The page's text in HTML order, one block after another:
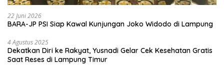
22 Juni 2026
BARA-JP PSI Siap Kawal Kunjungan Joko Widodo di Lampung
4 Agustus 2025
Dekatkan Diri ke Rakyat, Yusnadi Gelar Cek Kesehatan Gratis
Saat Reses di Lampung Timur